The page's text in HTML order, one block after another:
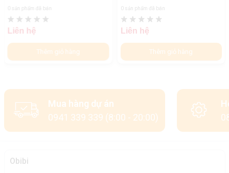
0 sản phẩm đã bán
Liên hệ
Thêm giỏ hàng
0 sản phẩm đã bán
Liên hệ
Thêm giỏ hàng
Mua hàng dự án
0941 339 339 (8:00 - 20:00)
Obibi